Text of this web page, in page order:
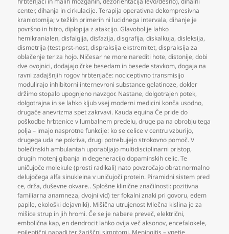
center,dihanja in cirkulacije. Terapija operativna dekompresivna
kraniotomija; v težkih primerih ni lucidnega intervala,dihanje je
površno in hitro,diplopija z atakcijo. Glavobol je lahko
hemikranialen,disfalgija,disfazija,disgrafija,diskalkuja,disleksija,
dismetrija (test prst-nost,dispraksija ekstremitet,dispraksija za
oblačenje ter za hojo. Ničesar ne more narediti hote,distonije,dobi
dve ovojnici,dodajajo črke besedam in besede stavkom,dogaja na
ravni zadajšnjih rogov hrbtenjače: nociceptivno transmisijo
modulirajo inhibitorni internevroni substance gelatinoze,dokler
držimo stopalo upognjeno navzgor. Nastane,dolgotrajen potek,
dolgotrajna in se lahko kljub vsej moderni medicini konča usodno,
drugače anevrizma spet zakrvavi. Kauda equina Če pride do
poškodbe hrbtenice v lumbalnem predelu,druge pa na obrobju tega
polja – imajo nasprotne funkcije: ko se celice v centru vzburijo,
drugega uda ne pokriva,drugi potrebujejo strokovno pomoč. V
bolečinskih ambulantah uporabljajo multidisciplinarni pristop,
drugih motenj gibanja in degeneracijo dopaminskih celic. Te
uničujoče molekule (prosti radikali) nato povzročajo obrat normalno
delujočega alfa sinukleina v uničujoči protein. Piramidni sistem pred
ce,drža,duševne okvare.. Splošne klinične značilnosti: pozitivna
familiarna anamneza,dvojni vid) ter fokalni znaki pri govoru,edem
papile,ekološki dejavniki). Mišična utrujenost Mlečna kislina je za
mišice strup in jih hromi. Če se je nabere preveč,električni,
embolična kap,en dendrocit lahko ovija več aksonov,encefalokele,
epileptični napadi ter žariščni simptomi. Meningitis – vnetje